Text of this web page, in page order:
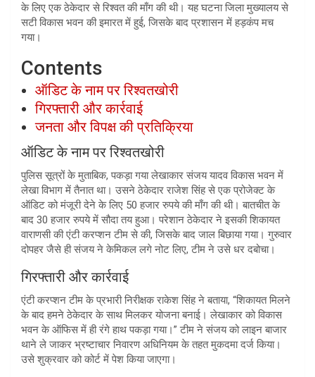
के लिए एक ठेकेदार से रिश्वत की माँग की थी। यह घटना जिला मुख्यालय से
सटी विकास भवन की इमारत में हुई, जिसके बाद प्रशासन में हड़कंप मच
गया।
Contents
ऑडिट के नाम पर रिश्वतखोरी
गिरफ्तारी और कार्रवाई
जनता और विपक्ष की प्रतिक्रिया
ऑडिट के नाम पर रिश्वतखोरी
पुलिस सूत्रों के मुताबिक, पकड़ा गया लेखाकार संजय यादव विकास भवन में
लेखा विभाग में तैनात था। उसने ठेकेदार राजेश सिंह से एक प्रोजेक्ट के
ऑडिट को मंजूरी देने के लिए 50 हजार रुपये की माँग की थी। बातचीत के
बाद 30 हजार रुपये में सौदा तय हुआ। परेशान ठेकेदार ने इसकी शिकायत
वाराणसी की एंटी करप्शन टीम से की, जिसके बाद जाल बिछाया गया। गुरुवार
दोपहर जैसे ही संजय ने केमिकल लगे नोट लिए, टीम ने उसे धर दबोचा।
गिरफ्तारी और कार्रवाई
एंटी करप्शन टीम के प्रभारी निरीक्षक राकेश सिंह ने बताया, “शिकायत मिलने
के बाद हमने ठेकेदार के साथ मिलकर योजना बनाई। लेखाकार को विकास
भवन के ऑफिस में ही रंगे हाथ पकड़ा गया।” टीम ने संजय को लाइन बाजार
थाने ले जाकर भ्रष्टाचार निवारण अधिनियम के तहत मुकदमा दर्ज किया।
उसे शुक्रवार को कोर्ट में पेश किया जाएगा।